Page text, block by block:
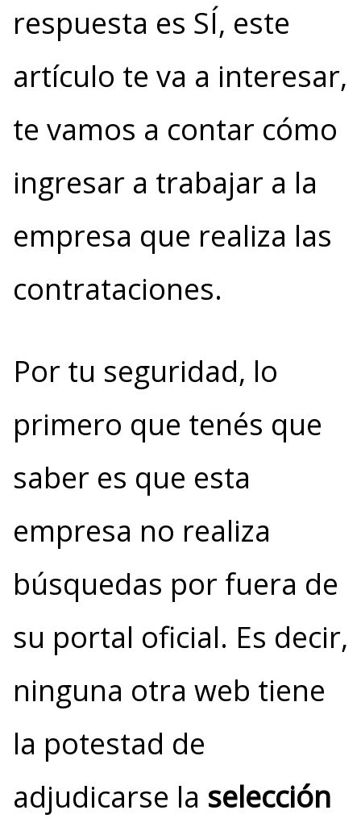
respuesta es SÍ, este
artículo te va a interesar,
te vamos a contar cómo
ingresar a trabajar a la
empresa que realiza las
contrataciones.
Por tu seguridad, lo
primero que tenés que
saber es que esta
empresa no realiza
búsquedas por fuera de
su portal oficial. Es decir,
ninguna otra web tiene
la potestad de
adjudicarse la selección